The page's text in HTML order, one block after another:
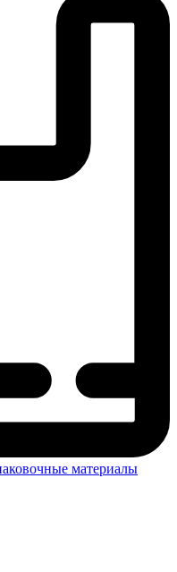
материалы